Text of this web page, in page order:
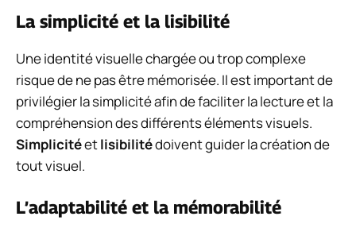
La simplicité et la lisibilité
Une identité visuelle chargée ou trop complexe
risque de ne pas être mémorisée. Il est important de
privilégier la simplicité afin de faciliter la lecture et la
compréhension des différents éléments visuels.
Simplicitéetlisibilitédoivent guider la création de
tout visuel.
L’adaptabilité et la mémorabilité